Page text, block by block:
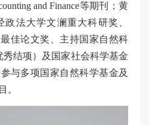
and Finance等期刊；黄
法大学文澜重大科研奖、
佳论文奖、主持国家自然科
结项）及国家社会科学基金
与多项国家自然科学基金及
。